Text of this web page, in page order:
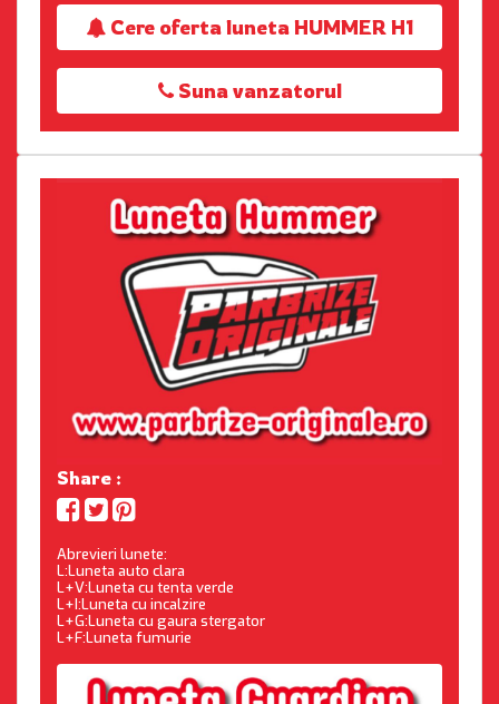
Cere oferta luneta HUMMER H1
Suna vanzatorul
Share :
Abrevieri lunete:
L:Luneta auto clara
L+V:Luneta cu tenta verde
L+I:Luneta cu incalzire
L+G:Luneta cu gaura stergator
L+F:Luneta fumurie